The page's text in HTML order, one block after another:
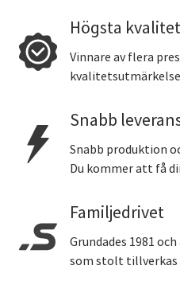
Högsta kvalitet
Vinnare av flera
Snabb
Snabb produktion
Du kommer att få
Familjedrivet
Grundades 1981
som stolt tillverkas